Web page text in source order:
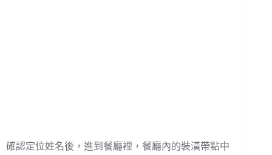
確認定位姓名後，進到餐廳裡，餐廳內的裝潢帶點中